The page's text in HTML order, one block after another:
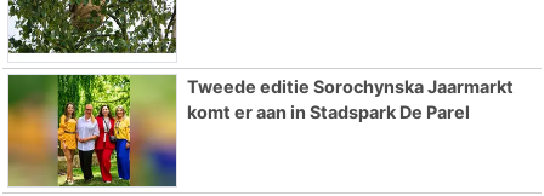
Tweede editie Sorochynska Jaarmarkt
komt er aan in Stadspark De Parel